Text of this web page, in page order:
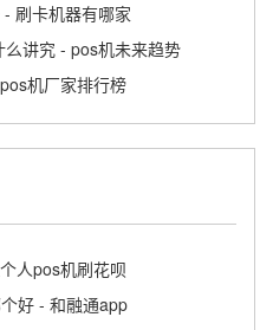
刷卡机器有哪家
讲究 - pos机未来趋势
机厂家排行榜
人pos机刷花呗
好 - 和融通app